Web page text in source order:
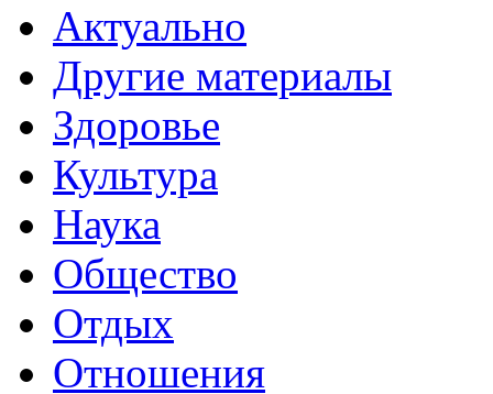
Актуально
Другие материалы
Здоровье
Культура
Наука
Общество
Отдых
Отношения